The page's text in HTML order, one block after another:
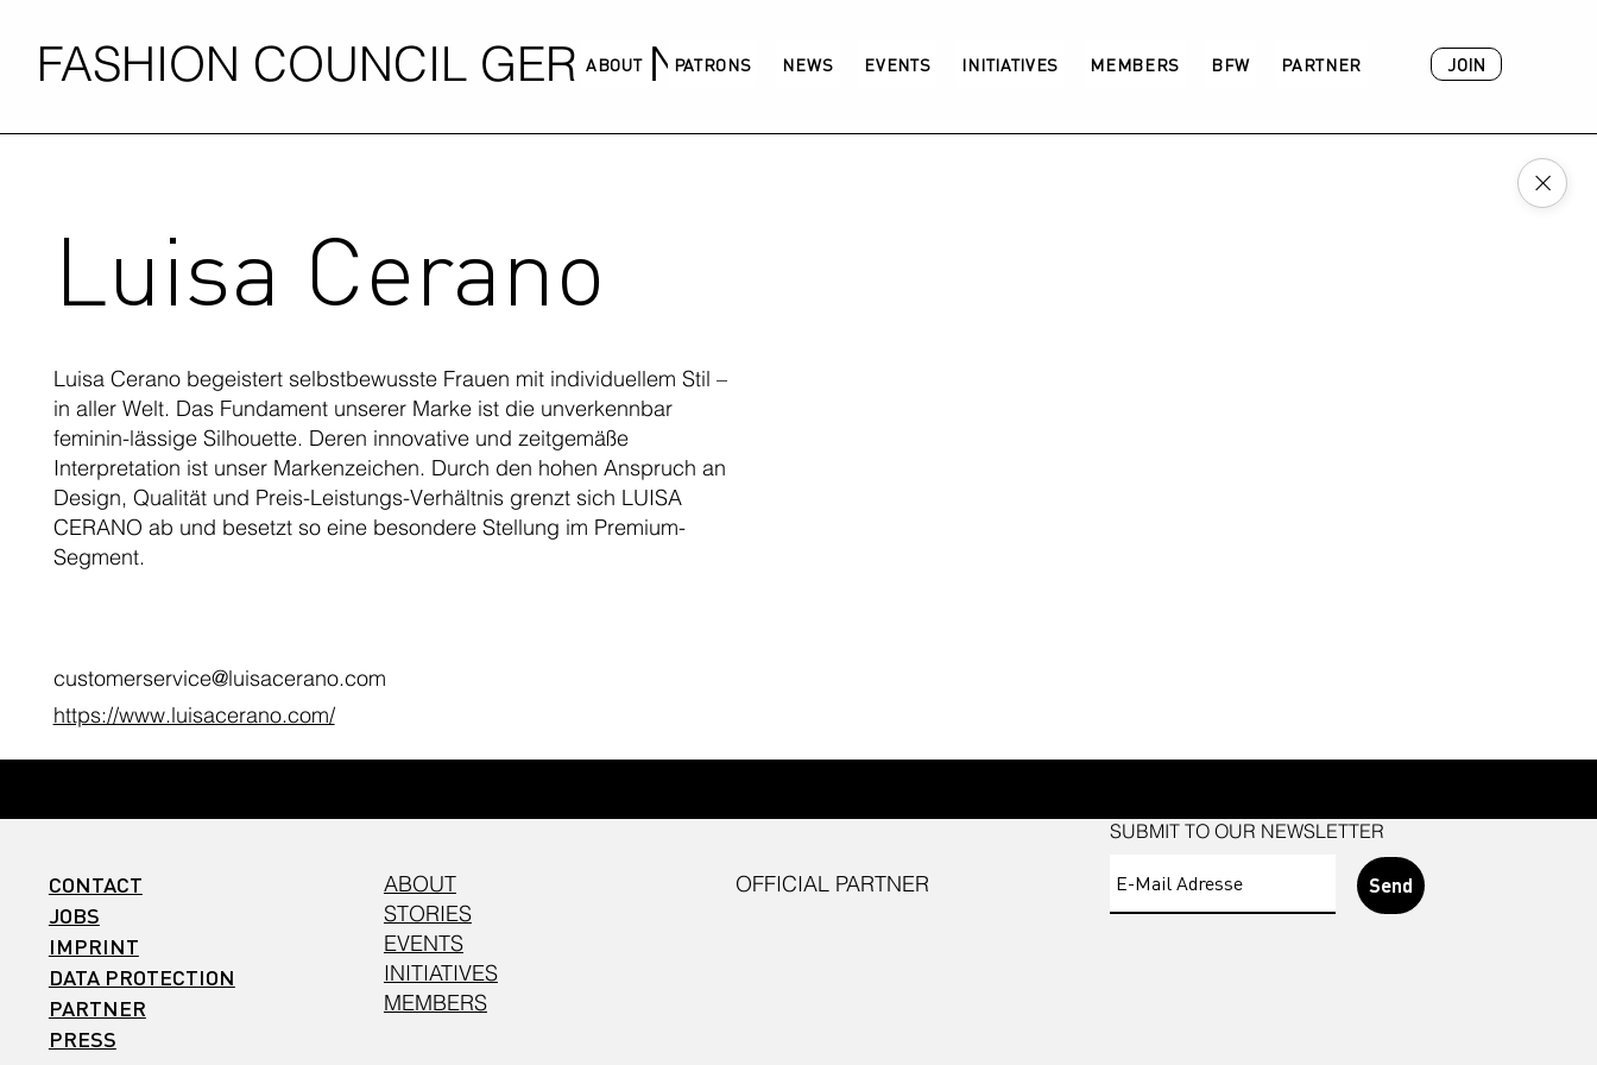
FASHION COUNCIL GERMANY
ABOUT PATRONS NEWS EVENTS INITIATIVES MEMBERS BFW PARTNER ACADEMY
JOIN
Luisa Cerano
Luisa Cerano begeistert selbstbewusste Frauen mit individuellem Stil –
in aller Welt. Das Fundament unserer Marke ist die unverkennbar
feminin-lässige Silhouette. Deren innovative und zeitgemäße
Interpretation ist unser Markenzeichen. Durch den hohen Anspruch an
Design, Qualität und Preis-Leistungs-Verhältnis grenzt sich LUISA
CERANO ab und besetzt so eine besondere Stellung im Premium-
Segment.
customerservice@luisacerano.com
https://www.luisacerano.com/
SUBMIT TO OUR NEWSLETTER
Send
CONTACT
JOBS
IMPRINT
DATA PROTECTION
PARTNER
PRESS
ABOUT
STORIES
EVENTS
INITIATIVES
MEMBERS
OFFICIAL PARTNER